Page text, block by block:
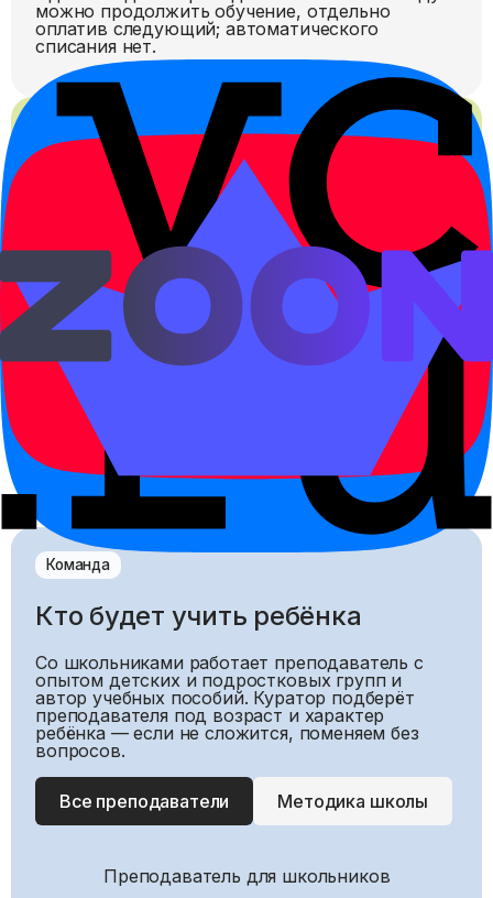
можно продолжить обучение, отдельно
оплатив следующий; автоматического
списания нет.
Мини-группа до 5
Живой диалог со сверстниками и поддержка
группы — как с репетитором, но дешевле.
При наличии права родитель может вернуть до 14
300 ₽ за обучение ребёнка. Лимит общий для обоих
родителей, а фактическая сумма зависит от
расходов и уплаченного НДФЛ. Помогаем с
документами.
Команда
Кто будет учить ребёнка
Со школьниками работает преподаватель с
опытом детских и подростковых групп и
автор учебных пособий. Куратор подберёт
преподавателя под возраст и характер
ребёнка — если не сложится, поменяем без
вопросов.
Все преподаватели Методика школы
Преподаватель для школьников